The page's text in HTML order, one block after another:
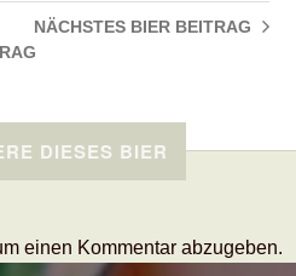
NÄCHSTES BIERBEITRAG
DIESES BIER
einen Kommentar abzugeben.